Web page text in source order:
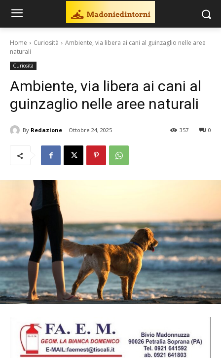
Home Curiosità
Ambiente, via libera ai cani al guinzaglio nelle aree
naturali
Curiosità
Ambiente, via libera ai cani al
guinzaglio nelle aree naturali
By Redazione Ottobre 24, 2025 0
357